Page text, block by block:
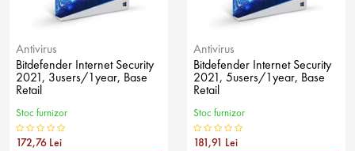
Antivirus
Bitdefender Internet Security
2021, 3users/1year, Base
Retail
Stoc furnizor
172,76 Lei
Antivirus
Bitdefender Internet Security
2021, 5users/1year, Base
Retail
Stoc furnizor
181,91 Lei